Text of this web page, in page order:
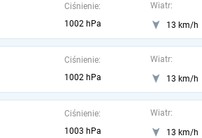
Ciśnienie:
1002 hPa
Wiatr:
13 km/h
Ciśnienie:
1002 hPa
Wiatr:
13 km/h
Ciśnienie:
1003 hPa
Wiatr:
13 km/h